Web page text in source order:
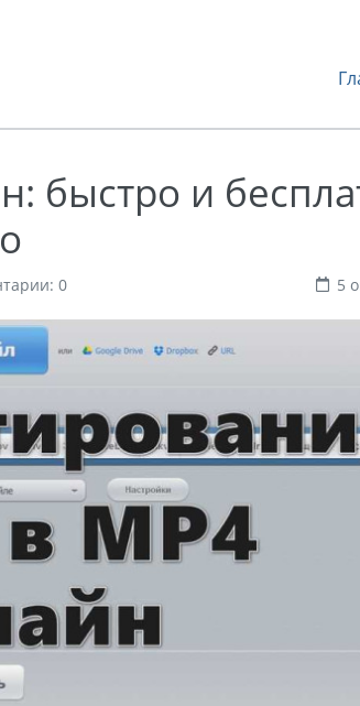
быстро и
0 5